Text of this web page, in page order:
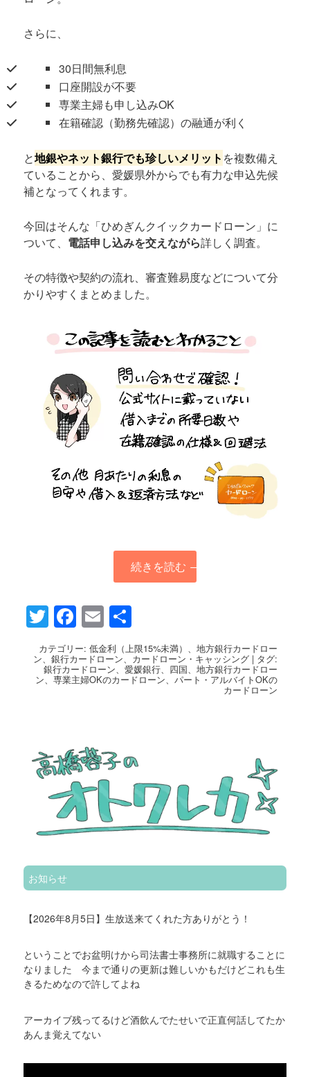
さらに、
30日間無利息
口座開設が不要
専業主婦も申し込みOK
在籍確認（勤務先確認）の融通が利く
と地銀やネット銀行でも珍しいメリット を複数備え
ていることから、愛媛県外からでも有力な申込先候
補となってくれます。
今回はそんな「ひめぎんクイックカードローン」に
ついて、 電話申し込みを交えながら詳しく調査。
その特徴や契約の流れ、審査難易度などについて分
かりやすくまとめました。
続きを読む →
Twitter
Facebook
Email
有
カテゴリー: 低金利（上限15%未満） 、地方銀行カードロー
ン、銀行カードローン、 カードローン・キャッシング | タグ:
銀行カードローン、愛媛銀行、 四国、地方銀行カードロー
ン、専業主婦OKのカードローン、パート・アルバイトOKの
カードローン
お知らせ
【2026年8月5日】生放送来てくれた方ありがとう！
ということでお盆明けから司法書士事務所に就職することに
なりました 今まで通りの更新は難しいかもだけどこれも生
きるためなので許してよね
アーカイブ残ってるけど酒飲んでたせいで正直何話してたか
あんま覚えてない